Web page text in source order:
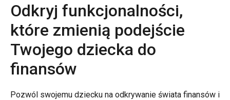
Odkryj funkcjonalności,
które zmienią podejście
Twojego dziecka do
finansów
Pozwól swojemu dziecku na odkrywanie świata finansów i